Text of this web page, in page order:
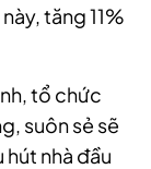
tăng 11%
tổ chức
suôn sẻ sẽ
hút nhà đầu